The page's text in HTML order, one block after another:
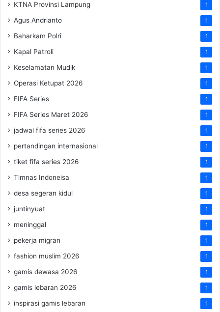
KTNA Provinsi Lampung 1
Agus Andrianto 1
Baharkam Polri 1
Kapal Patroli 1
Keselamatan Mudik 1
Operasi Ketupat 2026 1
FIFA Series 1
FIFA Series Maret 2026 1
jadwal fifa series 2026 1
pertandingan internasional 1
tiket fifa series 2026 1
Timnas Indoneisa 1
desa segeran kidul 1
juntinyuat 1
meninggal 1
pekerja migran 1
fashion muslim 2026 1
gamis dewasa 2026 1
gamis lebaran 2026 1
inspirasi gamis lebaran 1